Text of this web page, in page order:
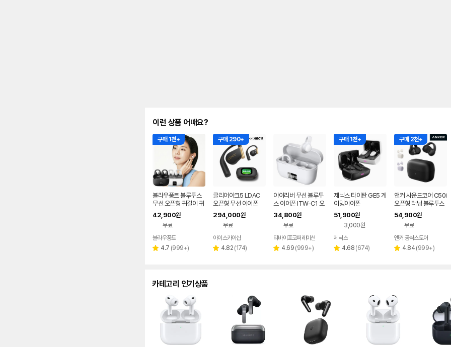
이런 상품 어때요?
구매 1천+
블라우풍트 블루투스
무선 오픈형 귀걸이 귀
찌형 이어폰 귀걸이형
이어클립 러닝 귀찌이
어폰
42,900원
무료
블라우풍트
별 4.7 리
(999+)
구매 290+
클리어아크5 LDAC
오픈형 무선 이어폰
294,000원
무료
페이
아이스카이샵
별 4.82 리
(174)
아이리버 무선 블루투
스 이어폰 ITW-C1 오
픈형 러닝 자전거 운동
용 초경량 이어커프 이
어폰 화이트
34,800원
무료
티바이포코퍼레이션
별 4.69 리
(999+)
구매 1천+
제닉스 타이탄 GE5 게
이밍이어폰
51,900원
3,000원
페이
제닉스
별 4.68 리
(674)
구매 2천+
앤커 사운드코어 C50i
오픈형 러닝 블루투스
이어폰 D1101
54,900원
무료
앤커 공식스토어
별 4.84 리
(999+)
카테고리 인기상품